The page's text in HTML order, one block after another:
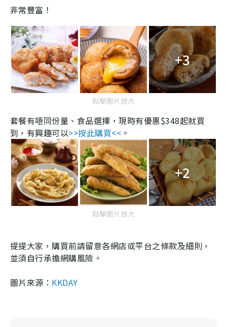
非常豐富！
+3
點擊圖片放大
套餐有唔同份量、食品選擇，現時有優惠$348起就買
到，有興趣可以>>按此購買<< 。
+2
點擊圖片放大
提提大家，購買前請留意各網店或平台之條款及細則，
並須自行承擔網購風險。
圖片來源： KKDAY